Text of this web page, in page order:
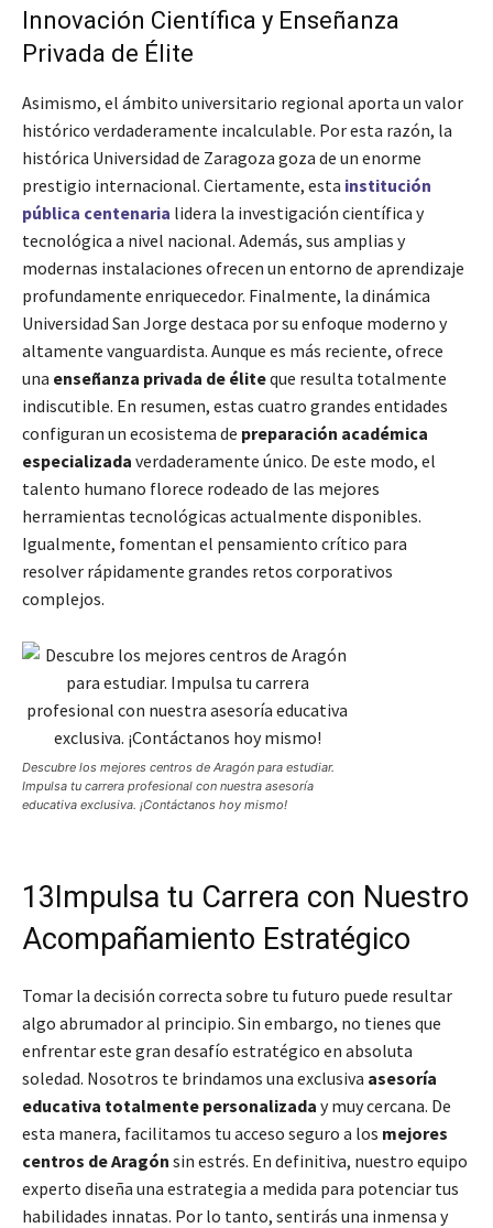
Innovación Científica y Enseñanza
Privada de Élite
Asimismo, el ámbito universitario regional aporta un valor
histórico verdaderamente incalculable. Por esta razón, la
histórica Universidad de Zaragoza goza de un enorme
prestigio internacional. Ciertamente, esta institución
pública centenaria lidera la investigación científica y
tecnológica a nivel nacional. Además, sus amplias y
modernas instalaciones ofrecen un entorno de aprendizaje
profundamente enriquecedor. Finalmente, la dinámica
Universidad San Jorge destaca por su enfoque moderno y
altamente vanguardista. Aunque es más reciente, ofrece
una enseñanza privada de éliteque resulta totalmente
indiscutible. En resumen, estas cuatro grandes entidades
configuran un ecosistema de preparación académica
especializada verdaderamente único. De este modo, el
talento humano florece rodeado de las mejores
herramientas tecnológicas actualmente disponibles.
Igualmente, fomentan el pensamiento crítico para
resolver rápidamente grandes retos corporativos
complejos.
Descubre los mejores centros de Aragón para estudiar.
Impulsa tu carrera profesional con nuestra asesoría
educativa exclusiva. ¡Contáctanos hoy mismo!
13Impulsa tu Carrera con Nuestro
Acompañamiento Estratégico
Tomar la decisión correcta sobre tu futuro puede resultar
algo abrumador al principio. Sin embargo, no tienes que
enfrentar este gran desafío estratégico en absoluta
soledad. Nosotros te brindamos una exclusiva asesoría
educativa totalmente personalizada y muy cercana. De
esta manera, facilitamos tu acceso seguro a los mejores
centros de Aragón sin estrés. En definitiva, nuestro equipo
experto diseña una estrategia a medida para potenciar tus
habilidades innatas. Por lo tanto, sentirás una inmensa y